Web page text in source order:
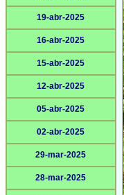
19-abr-2025
16-abr-2025
15-abr-2025
12-abr-2025
05-abr-2025
02-abr-2025
29-mar-2025
28-mar-2025